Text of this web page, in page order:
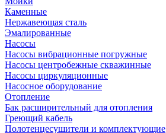
Каменные
Нержавеющая сталь
Эмалированные
Насосы
Насосы вибрационные погружные
Насосы центробежные скважинные
Насосы циркуляционные
Насосное оборудование
Отопление
Бак расширительный для отопления
Греющий кабель
Полотенцесушители и комплектующие